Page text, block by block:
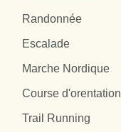
Randonnée
Escalade
Marche Nordique
Course d'orentation
Trail Running